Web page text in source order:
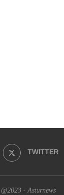
TWITTER
@2023 - Asturnews